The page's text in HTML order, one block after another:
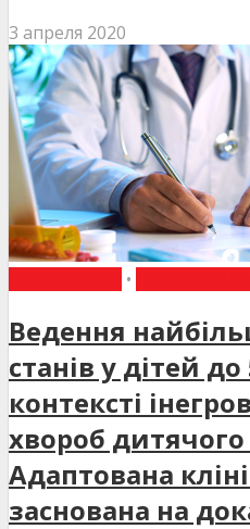
3 апреля 2020
•
Ведення
станів у дітей до
контексті
хвороб дитячого
Адаптована
заснована на